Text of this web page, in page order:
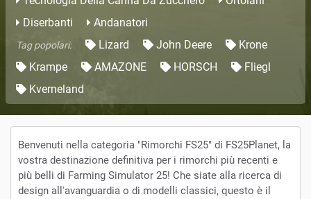
Diserbanti
Andanatori
Tag popolari: Lizard John Deere
Krone
Krampe
AMAZONE HORSCH
Fliegl
Kverneland
Benvenuti nella categoria "Rimorchi FS25" di FS25Planet, la
vostra destinazione definitiva per i rimorchi più recenti e
più belli di Farming Simulator 25! Che siate alla ricerca di
design all'avanguardia o di modelli classici, questo è il